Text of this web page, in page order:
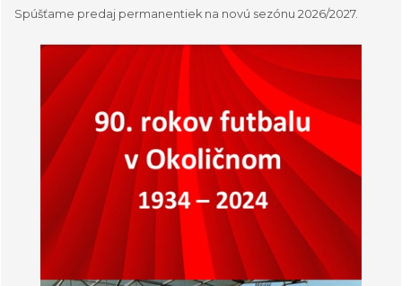
Spúšťame predaj permanentiek na novú sezónu 2026/2027.